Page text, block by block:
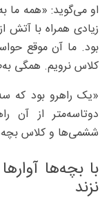
او می‌گوید: «همه ما
زیادی همراه با آتش
بود. ما آن موقع
کلاس نرویم. همگی
«یک راهرو بود که
دوتاسه‌متر از آن
ششمی‌ها و کلاس
با بچه‌ها
نزند